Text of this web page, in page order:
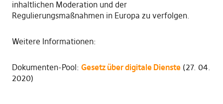
inhaltlichen Moderation und der
Regulierungsmaßnahmen in Europa zu verfolgen.
Weitere Informationen:
Dokumenten-Pool: Gesetz über digitale Dienste(27. 04.
2020)